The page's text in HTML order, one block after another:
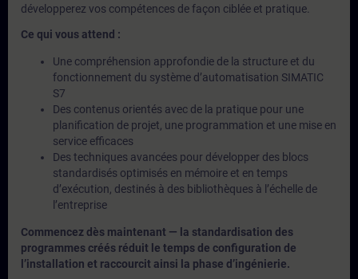
développerez vos compétences de façon ciblée et pratique.
Ce qui vous attend :
Une compréhension approfondie de la structure et du
fonctionnement du système d’automatisation SIMATIC
S7
Des contenus orientés avec de la pratique pour une
planification de projet, une programmation et une mise en
service efficaces
Des techniques avancées pour développer des blocs
standardisés optimisés en mémoire et en temps
d’exécution, destinés à des bibliothèques à l’échelle de
l’entreprise
Commencez dès maintenant — la standardisation des
programmes créés réduit le temps de configuration de
l’installation et raccourcit ainsi la phase d’ingénierie.